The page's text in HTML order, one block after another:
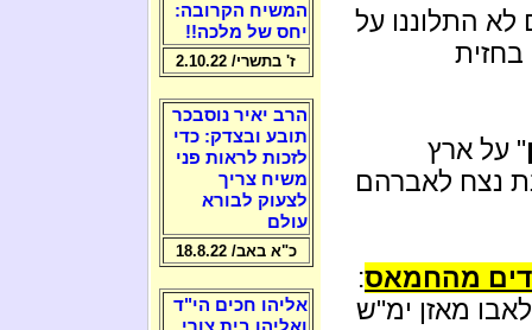
התלוננו על
" על ארץ
נצח לאברהם
מהחמאס:
מאזן ימ"ש
המשיח הקרובה:
יחס של מלכה!!
ז' בתשרי/ 2.10.22
הרב יאיר נוסבכר
תובע ובצדק: כדי
לזכות לראות פני
משיח צריך
לצעוק לבורא
עולם
כ"א באב/ 18.8.22
אליהו חכים הי"ד